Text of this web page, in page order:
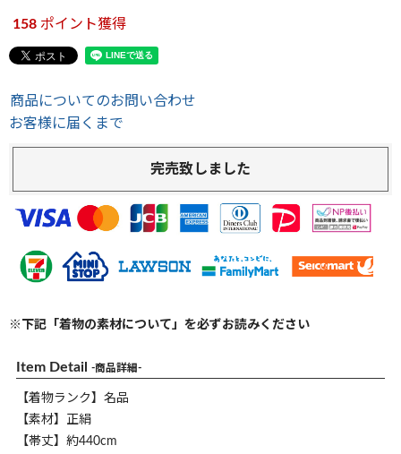
158 ポイント獲得
商品についてのお問い合わせ
お客様に届くまで
完売致しました
※下記「着物の素材について」を必ずお読みください
Item Detail -商品詳細-
【着物ランク】名品
【素材】正絹
【帯丈】約440cm